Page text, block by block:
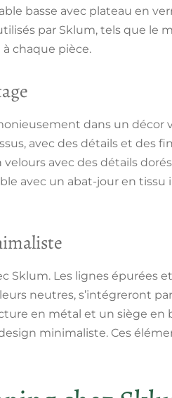
basse avec plateau en
par Sklum, tels que le
chaque pièce.
dans un décor
avec des détails et des
avec des détails
avec un abat-jour en tissu
Sklum. Les lignes épurées
neutres, s’intégreront
en métal et un siège en
minimaliste. Ces